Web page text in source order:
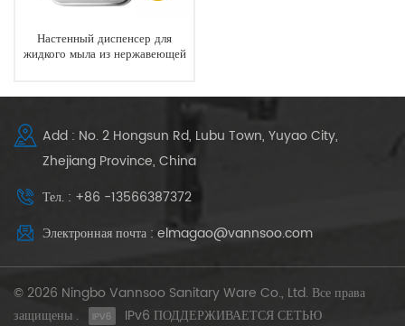
Настенный диспенсер для
жидкого мыла из нержавеющей
Add : No. 2 Hongsun Rd, Lubu Town, Yuyao City,
Zhejiang Province, China
Тел. : +86 -13566387372
Электронная почта : elmagao@vannsoo.com
© 2026 Ningbo Vannsoo Sanitary Ware Co., Ltd. Все права
защищены .
IPv6 ПОДДЕРЖИВАЕТСЯ СЕТЬЮ